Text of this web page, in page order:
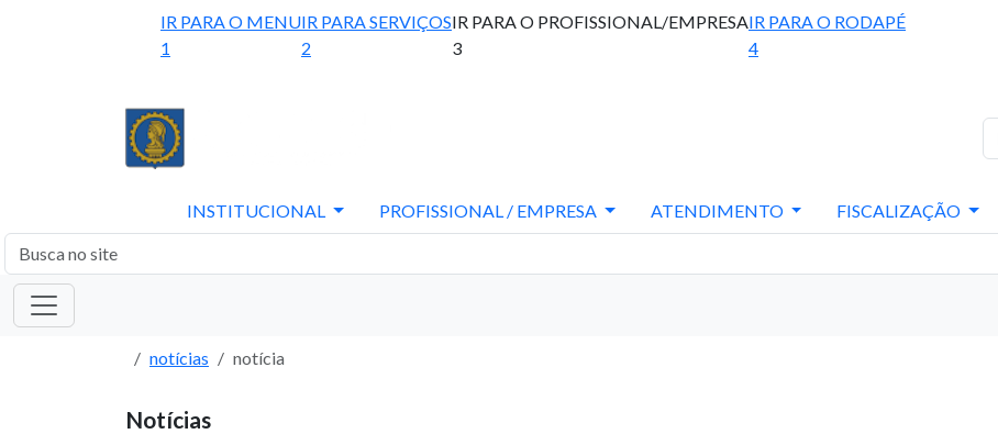
IR PARA O MENU
1
IR PARA SERVIÇOS
2
IR PARA O PROFISSIONAL/EMPRESA
3
IR PARA O RODAPÉ
4
INSTITUCIONAL PROFISSIONAL / EMPRESA ATENDIMENTO FISCALIZAÇÃO
notícias notícia
Notícias